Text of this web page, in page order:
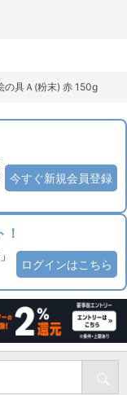
の具Ａ(粉末) 赤 150g
今すぐ新規会員登録
ログインはこちら